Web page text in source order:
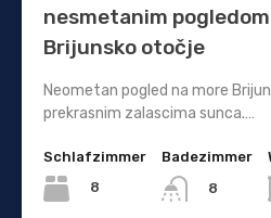
nesmetanim
Brijunsko otočje
Neometan pogled na more
prekrasnim zalascima sunca.…
Schlafzimmer
8
Badezimmer
8